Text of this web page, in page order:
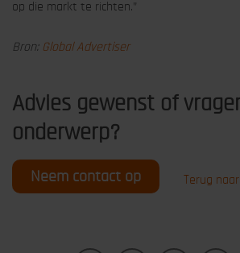
op die markt te richten.”
Bron: Global Advertiser
Advies gewenst of
onderwerp?
Neem contact op Terug